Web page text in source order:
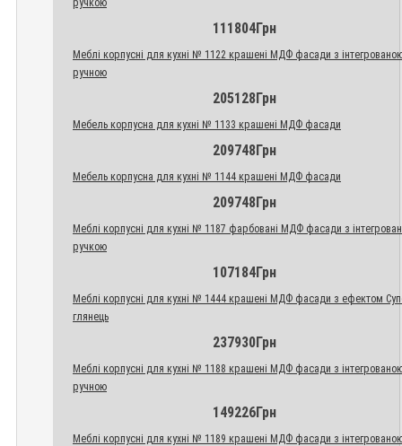
ручкою
111804Грн
Меблі корпусні для кухні № 1122 крашені МДФ фасади з
ручною
205128Грн
Мебель корпусна для кухні № 1133 крашені МДФ фасади
209748Грн
Мебель корпусна для кухні № 1144 крашені МДФ фасади
209748Грн
Меблі корпусні для кухні № 1187 фарбовані МДФ фасади з
ручкою
107184Грн
Меблі корпусні для кухні № 1444 крашені МДФ фасади з ефектом
глянець
237930Грн
Меблі корпусні для кухні № 1188 крашені МДФ фасади з
ручною
149226Грн
Меблі корпусні для кухні № 1189 крашені МДФ фасади з